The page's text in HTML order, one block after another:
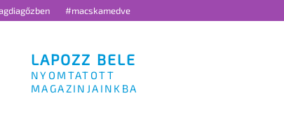
#macskamedve
LAPOZZ BELE
NYOMTATOTT
MAGAZINJAINKBA